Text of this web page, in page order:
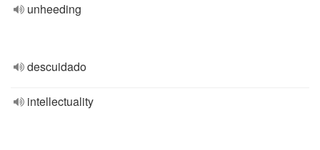
unheeding
descuidado
intellectuality